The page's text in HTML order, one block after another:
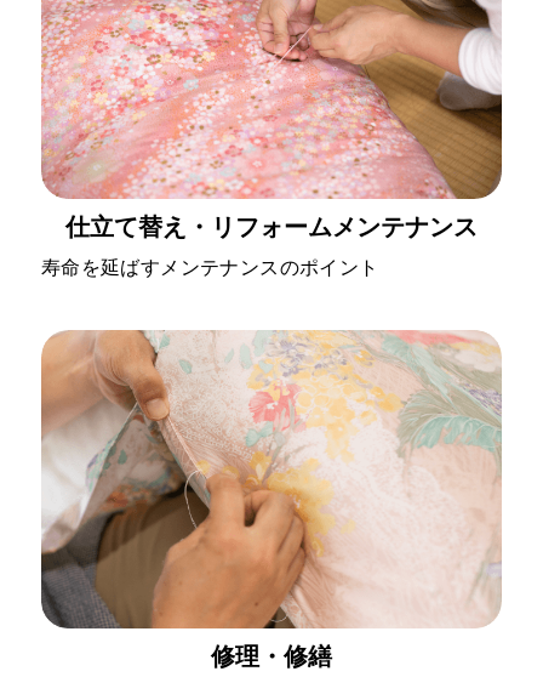
仕立て替え・リフォームメンテナンス
寿命を延ばすメンテナンスのポイント
修理・修繕